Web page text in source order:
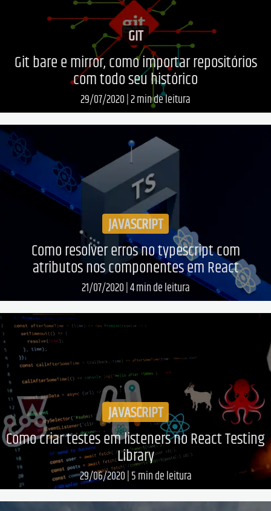
Git bare e mirror, como importar repositórios
com todo seu histórico
GIT
29/07/2020|2min de leitura
Leia mais...
Como resolver erros no typescript com
atributos nos componentes em React
JAVASCRIPT
21/07/2020|4min de leitura
Leia mais...
Como criar testes em listeners no React Testing
Library
JAVASCRIPT
29/06/2020 5min de leitura
Leia mais...